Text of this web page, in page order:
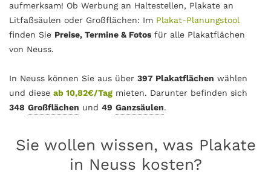
aufmerksam! Ob Werbung an Haltestellen, Plakate an
Litfaßsäulen oder Großflächen: Im Plakat-Planungstool
finden Sie Preise, Termine & Fotos für alle Plakatflächen
von Neuss.
In Neuss können Sie aus über 397 Plakatflächen wählen
und diese ab 10,82€/Tag mieten. Darunter befinden sich
348 Großflächen und 49 Ganzsäulen.
Sie wollen wissen, was Plakate
in Neuss kosten?